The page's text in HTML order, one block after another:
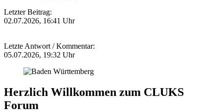
Letzter Beitrag:
02.07.2026, 16:41 Uhr
Letzte Antwort / Kommentar:
05.07.2026, 19:32 Uhr
Herzlich Willkommen zum CLUKS
Forum